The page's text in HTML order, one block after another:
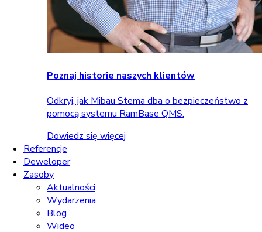
Poznaj historie naszych klientów
Odkryj, jak Mibau Stema dba o bezpieczeństwo z
pomocą systemu RamBase QMS.
Dowiedz się więcej
Referencje
Deweloper
Zasoby
Aktualności
Wydarzenia
Blog
Wideo